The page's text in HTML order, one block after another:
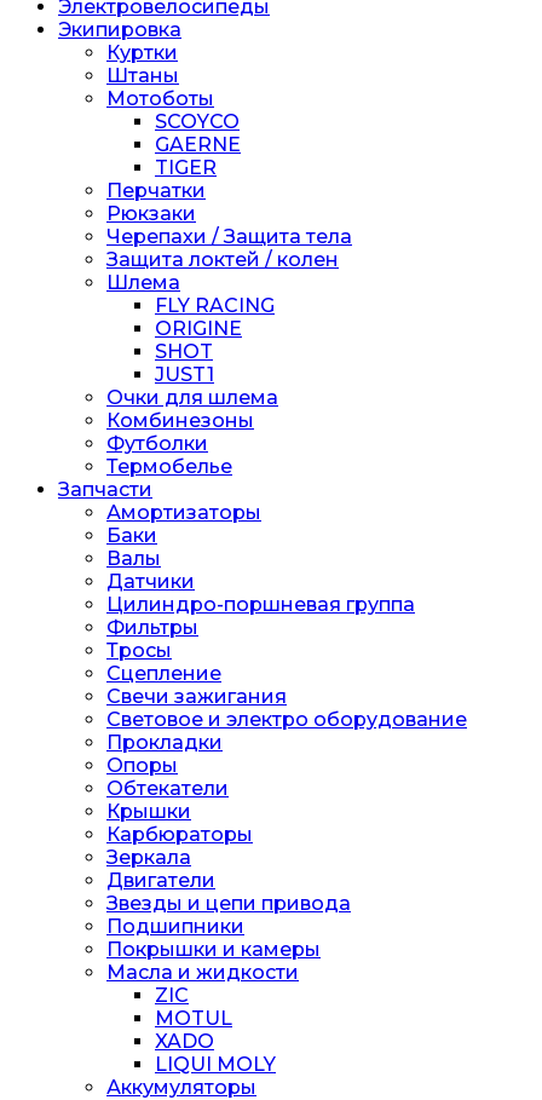
Электровелосипеды
Экипировка
Куртки
Штаны
Мотоботы
SCOYCO
GAERNE
TIGER
Перчатки
Рюкзаки
Черепахи / Защита тела
Защита локтей / колен
Шлема
FLY RACING
ORIGINE
SHOT
JUST1
Очки для шлема
Комбинезоны
Футболки
Термобелье
Запчасти
Амортизаторы
Баки
Валы
Датчики
Цилиндро-поршневая группа
Фильтры
Тросы
Сцепление
Свечи зажигания
Световое и электро оборудование
Прокладки
Опоры
Обтекатели
Крышки
Карбюраторы
Зеркала
Двигатели
Звезды и цепи привода
Подшипники
Покрышки и камеры
Масла и жидкости
ZIC
MOTUL
XADO
LIQUI MOLY
Аккумуляторы